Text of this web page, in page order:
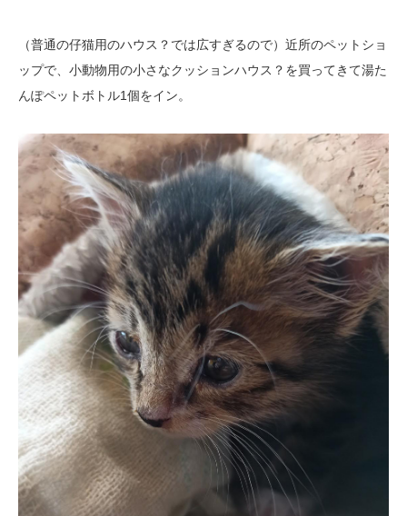
（普通の仔猫用のハウス？では広すぎるので）近所のペットショ
ップで、小動物用の小さなクッションハウス？を買ってきて湯た
んぽペットボトル1個をイン。